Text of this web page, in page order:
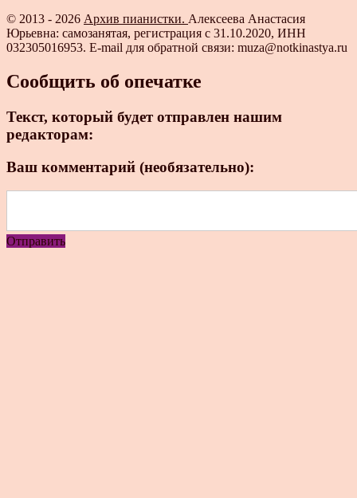
© 2013 - 2026 Архив пианистки. Алексеева Анастасия
Юрьевна: самозанятая, регистрация с 31.10.2020, ИНН
032305016953. E-mail для обратной связи: muza@notkinastya.ru
Сообщить об опечатке
Текст, который будет отправлен нашим
редакторам:
Ваш комментарий (необязательно):
Отправить